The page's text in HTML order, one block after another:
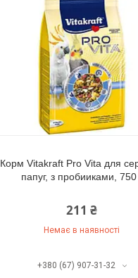
Корм Vitakraft Pro Vita для
папуг, з пробииками, 750
211 ₴
Немає в наявності
+380 (67) 907-31-32